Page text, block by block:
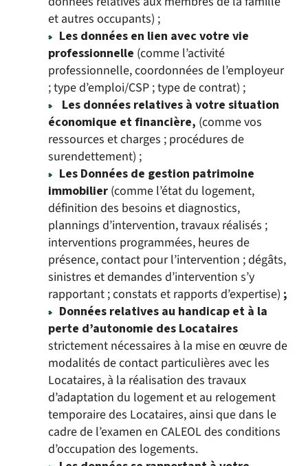
et autres occupants) ;
Les données en lien avec votre vie
professionnelle (comme l’activité
professionnelle, coordonnées de l’employeur
; type d’emploi/CSP ; type de contrat) ;
Les données relatives à votre situation
économique et financière, (comme vos
ressources et charges ; procédures de
surendettement) ;
Les Données de gestion patrimoine
immobilier (comme l’état du logement,
définition des besoins et diagnostics,
plannings d’intervention, travaux réalisés ;
interventions programmées, heures de
présence, contact pour l’intervention ; dégâts,
sinistres et demandes d’intervention s’y
rapportant ; constats et rapports d’expertise) ;
Données relatives au handicap et à la
perte d’autonomie des Locataires
strictement nécessaires à la mise en œuvre de
modalités de contact particulières avec les
Locataires, à la réalisation des travaux
d’adaptation du logement et au relogement
temporaire des Locataires, ainsi que dans le
cadre de l’examen en CALEOL des conditions
d’occupation des logements.